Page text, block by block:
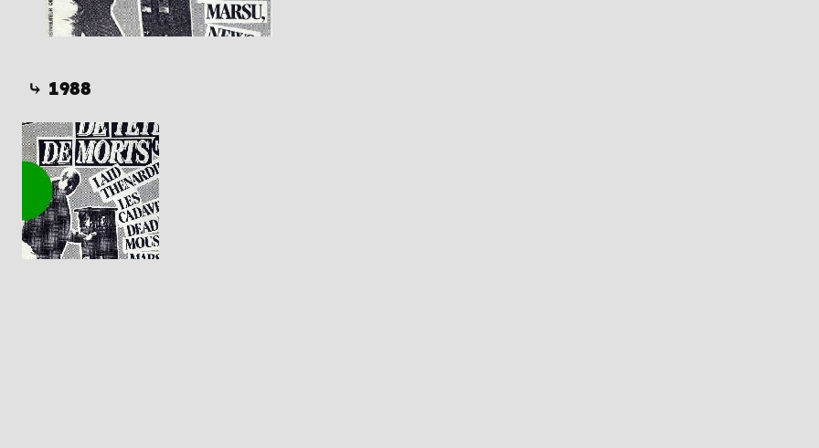
⤷ 1988